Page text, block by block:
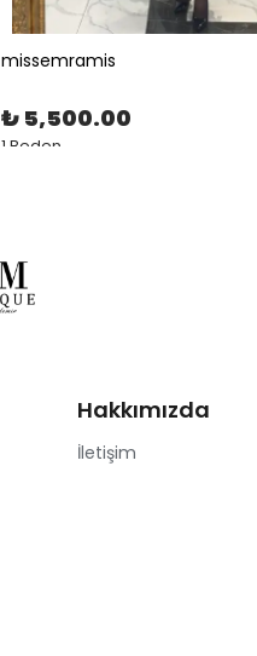
missemramis
₺ 5,500.00
1 Beden
Hakkımızda
İletişim